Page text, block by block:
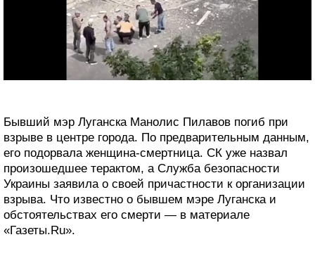
Бывший мэр Луганска Манолис Пилавов погиб при
взрыве в центре города. По предварительным данным,
его подорвала женщина-смертница. СК уже назвал
произошедшее терактом, а Служба безопасности
Украины заявила о своей причастности к организации
взрыва. Что известно о бывшем мэре Луганска и
обстоятельствах его смерти — в материале
«Газеты.Ru».